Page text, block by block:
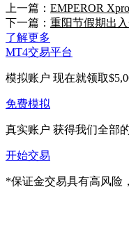
上一篇： EMPEROR
下一篇： 重阳节假期出
了解更多
MT4交易平台
模拟账户 现在就领取
免费模拟
真实账户 获得我们全部
开始交易
*保证金交易具有高风险